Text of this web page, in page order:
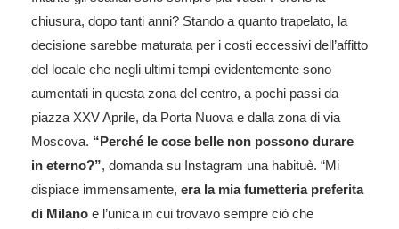
chiusura, dopo tanti anni? Stando a quanto trapelato, la
decisione sarebbe maturata per i costi eccessivi dell’affitto
del locale che negli ultimi tempi evidentemente sono
aumentati in questa zona del centro, a pochi passi da
piazza XXV Aprile, da Porta Nuova e dalla zona di via
Moscova. “Perché le cose belle non possono durare
in eterno?”, domanda su Instagram una habituè. “Mi
dispiace immensamente, era la mia fumetteria preferita
di Milano e l’unica in cui trovavo sempre ciò che